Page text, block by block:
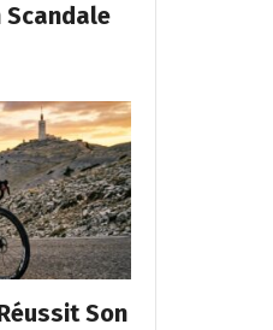
Scandale
Son